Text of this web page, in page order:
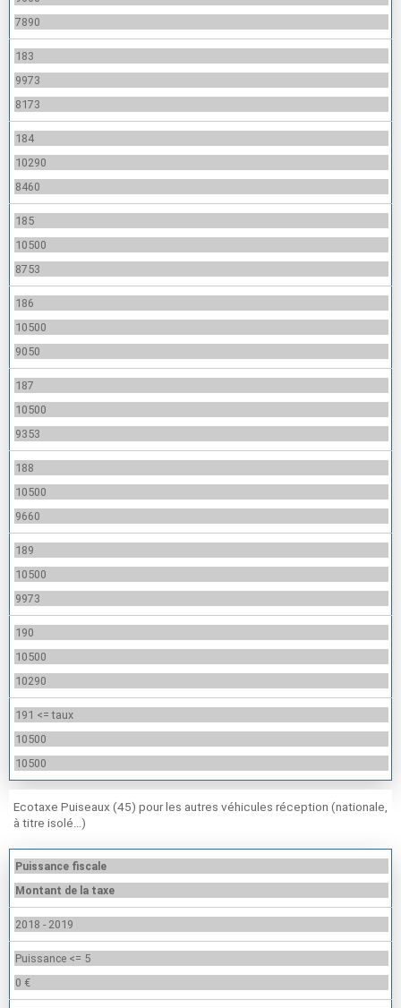
7890
183
9973
8173
184
10290
8460
185
10500
8753
186
10500
9050
187
10500
9353
188
10500
9660
189
10500
9973
190
10500
10290
191 <= taux
10500
10500
Ecotaxe Puiseaux (45) pour les autres véhicules réception (nationale,
à titre isolé…)
Puissance fiscale
Montant de la taxe
2018 - 2019
Puissance <= 5
0 €